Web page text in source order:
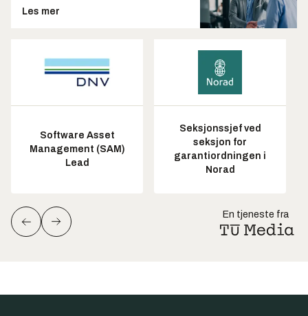
Les mer
Software Asset
Management (SAM)
Lead
Seksjonssjef ved
seksjon for
garantiordningen i
Norad
En tjeneste fra